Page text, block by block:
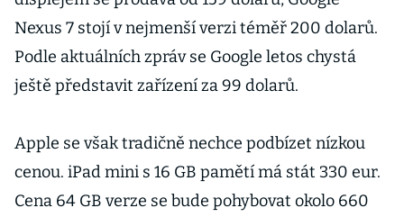
Nexus 7 stojí v nejmenší verzi téměř 200 dolarů.
Podle aktuálních zpráv se Google letos chystá
ještě představit zařízení za 99 dolarů.
Apple se však tradičně nechce podbízet nízkou
cenou. iPad mini s 16 GB pamětí má stát 330 eur.
Cena 64 GB verze se bude pohybovat okolo 660